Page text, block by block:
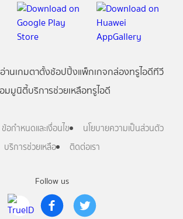
Follow us
อ่านเกมตาตั้งช้อปปิ้งแพ็กเกจกล่องทรูไอดีทีวี
มมูนิตี้บริการช่วยเหลือทรูไอดี
ข้อกำหนดและเงื่อนไข
นโยบายความเป็นส่วนตัว
บริการช่วยเหลือ
ติดต่อเรา